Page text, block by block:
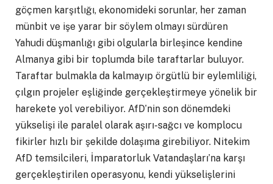
göçmen karşıtlığı, ekonomideki sorunlar, her zaman
münbit ve işe yarar bir söylem olmayı sürdüren
Yahudi düşmanlığı gibi olgularla birleşince kendine
Almanya gibi bir toplumda bile taraftarlar buluyor.
Taraftar bulmakla da kalmayıp örgütlü bir eylemliliği,
çılgın projeler eşliğinde gerçekleştirmeye yönelik bir
harekete yol verebiliyor. AfD’nin son dönemdeki
yükselişi ile paralel olarak aşırı-sağcı ve komplocu
fikirler hızlı bir şekilde dolaşıma girebiliyor. Nitekim
AfD temsilcileri, İmparatorluk Vatandaşları’na karşı
gerçekleştirilen operasyonu, kendi yükselişlerini